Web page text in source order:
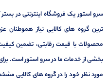
سرو استور یک فروشگاه اینترنتی در
ترین گروه های کالایی نیاز هموطنان
محصولات با قیمت رقابتی، تضمین
بخشی از خدمات ما در سرو استور است.
مورد نظر خود را در گروه های کالایی